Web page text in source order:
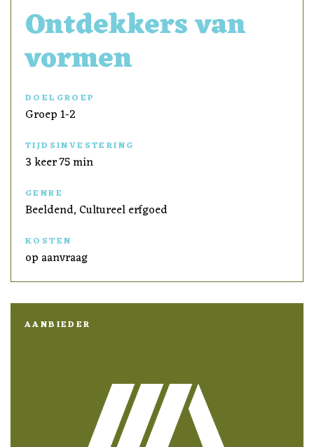
Ontdekkers van
vormen
DOELGROEP
Groep 1-2
TIJDSINVESTERING
3 keer 75 min
GENRE
Beeldend, Cultureel erfgoed
KOSTEN
op aanvraag
AANBIEDER